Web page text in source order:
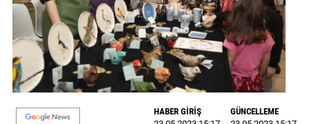
GALERİ
VİDEO
YAZARLAR
BİZE
ULAŞIN
HABER GİRİŞ
GÜNCELLEME